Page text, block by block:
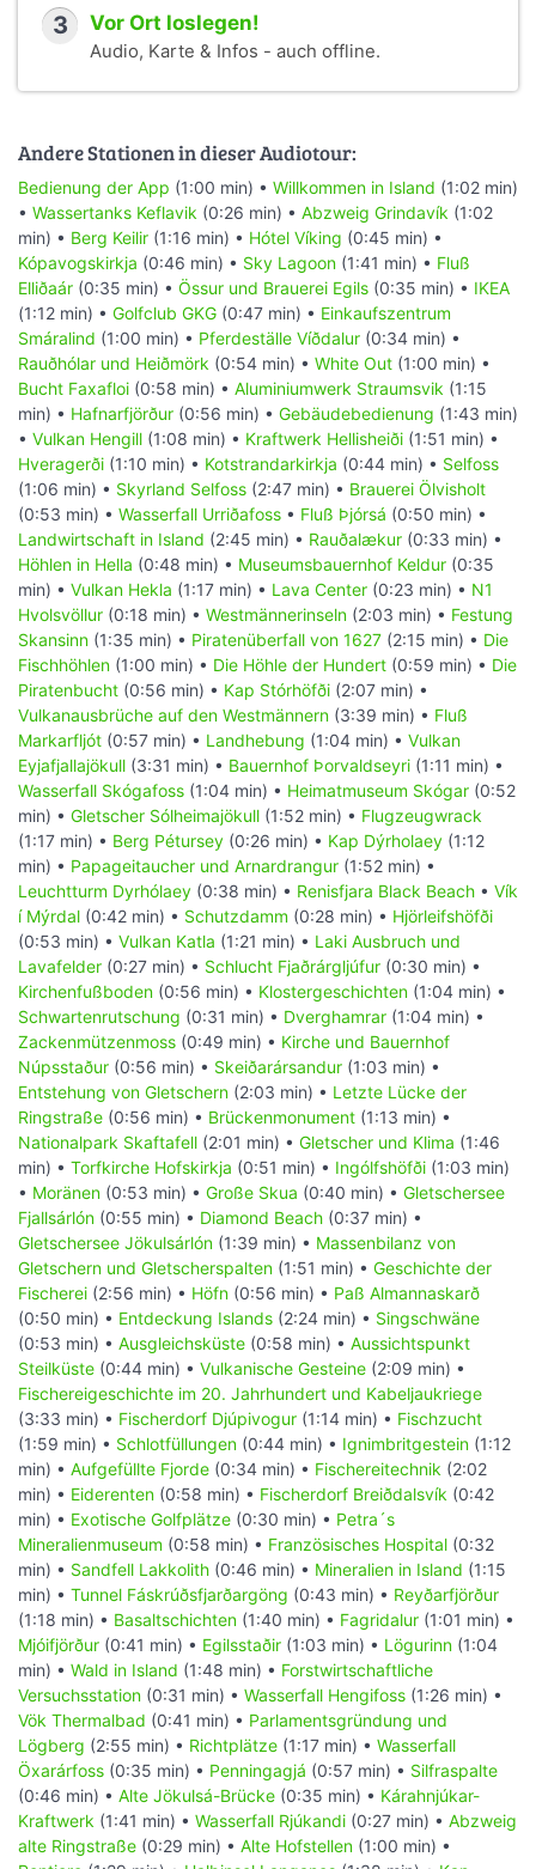
3 Vor Ort loslegen!
Audio, Karte & Infos - auch offline.
Andere Stationen in dieser Audiotour:
Bedienung der App (1:00 min) • Willkommen in Island (1:02 min)
• Wassertanks Keflavik (0:26 min) • Abzweig Grindavík (1:02
min) • Berg Keilir (1:16 min) • Hótel Víking (0:45 min) •
Kópavogskirkja (0:46 min) • Sky Lagoon (1:41 min) • Fluß
Elliðaár (0:35 min) • Össur und Brauerei Egils (0:35 min) • IKEA
(1:12 min) • Golfclub GKG (0:47 min) • Einkaufszentrum
Smáralind (1:00 min) • Pferdeställe Víðdalur (0:34 min) •
Rauðhólar und Heiðmörk (0:54 min) • White Out (1:00 min) •
Bucht Faxafloi (0:58 min) • Aluminiumwerk Straumsvik (1:15
min) • Hafnarfjörður (0:56 min) • Gebäudebedienung (1:43 min)
• Vulkan Hengill (1:08 min) • Kraftwerk Hellisheiði (1:51 min) •
Hveragerði (1:10 min) • Kotstrandarkirkja (0:44 min) • Selfoss
(1:06 min) • Skyrland Selfoss (2:47 min) • Brauerei Ölvisholt
(0:53 min) • Wasserfall Urriðafoss • Fluß Þjórsá (0:50 min) •
Landwirtschaft in Island (2:45 min) • Rauðalækur (0:33 min) •
Höhlen in Hella (0:48 min) • Museumsbauernhof Keldur (0:35
min) • Vulkan Hekla (1:17 min) • Lava Center (0:23 min) • N1
Hvolsvöllur (0:18 min) • Westmännerinseln (2:03 min) • Festung
Skansinn (1:35 min) • Piratenüberfall von 1627 (2:15 min) • Die
Fischhöhlen (1:00 min) • Die Höhle der Hundert (0:59 min) • Die
Piratenbucht (0:56 min) • Kap Stórhöfði (2:07 min) •
Vulkanausbrüche auf den Westmännern (3:39 min) • Fluß
Markarfljót (0:57 min) • Landhebung (1:04 min) • Vulkan
Eyjafjallajökull (3:31 min) • Bauernhof Þorvaldseyri (1:11 min) •
Wasserfall Skógafoss (1:04 min) • Heimatmuseum Skógar (0:52
min) • Gletscher Sólheimajökull (1:52 min) • Flugzeugwrack
(1:17 min) • Berg Pétursey (0:26 min) • Kap Dýrholaey (1:12
min) • Papageitaucher und Arnardrangur (1:52 min) •
Leuchtturm Dyrhólaey (0:38 min) • Renisfjara Black Beach • Vík
í Mýrdal (0:42 min) • Schutzdamm (0:28 min) • Hjörleifshöfði
(0:53 min) • Vulkan Katla (1:21 min) • Laki Ausbruch und
Lavafelder (0:27 min) • Schlucht Fjaðrárgljúfur (0:30 min) •
Kirchenfußboden (0:56 min) • Klostergeschichten (1:04 min) •
Schwartenrutschung (0:31 min) • Dverghamrar (1:04 min) •
Zackenmützenmoss (0:49 min) • Kirche und Bauernhof
Núpsstaður (0:56 min) • Skeiðarársandur (1:03 min) •
Entstehung von Gletschern (2:03 min) • Letzte Lücke der
Ringstraße (0:56 min) • Brückenmonument (1:13 min) •
Nationalpark Skaftafell (2:01 min) • Gletscher und Klima (1:46
min) • Torfkirche Hofskirkja (0:51 min) • Ingólfshöfði (1:03 min)
• Moränen (0:53 min) • Große Skua (0:40 min) • Gletschersee
Fjallsárlón (0:55 min) • Diamond Beach (0:37 min) •
Gletschersee Jökulsárlón (1:39 min) • Massenbilanz von
Gletschern und Gletscherspalten (1:51 min) • Geschichte der
Fischerei (2:56 min) • Höfn (0:56 min) • Paß Almannaskarð
(0:50 min) • Entdeckung Islands (2:24 min) • Singschwäne
(0:53 min) • Ausgleichsküste (0:58 min) • Aussichtspunkt
Steilküste (0:44 min) • Vulkanische Gesteine (2:09 min) •
Fischereigeschichte im 20. Jahrhundert und Kabeljaukriege
(3:33 min) • Fischerdorf Djúpivogur (1:14 min) • Fischzucht
(1:59 min) • Schlotfüllungen (0:44 min) • Ignimbritgestein (1:12
min) • Aufgefüllte Fjorde (0:34 min) • Fischereitechnik (2:02
min) • Eiderenten (0:58 min) • Fischerdorf Breiðdalsvík (0:42
min) • Exotische Golfplätze (0:30 min) • Petra´s
Mineralienmuseum (0:58 min) • Französisches Hospital (0:32
min) • Sandfell Lakkolith (0:46 min) • Mineralien in Island (1:15
min) • Tunnel Fáskrúðsfjarðargöng (0:43 min) • Reyðarfjörður
(1:18 min) • Basaltschichten (1:40 min) • Fagridalur (1:01 min) •
Mjóifjörður (0:41 min) • Egilsstaðir (1:03 min) • Lögurinn (1:04
min) • Wald in Island (1:48 min) • Forstwirtschaftliche
Versuchsstation (0:31 min) • Wasserfall Hengifoss (1:26 min) •
Vök Thermalbad (0:41 min) • Parlamentsgründung und
Lögberg (2:55 min) • Richtplätze (1:17 min) • Wasserfall
Öxarárfoss (0:35 min) • Penningagjá (0:57 min) • Silfraspalte
(0:46 min) • Alte Jökulsá-Brücke (0:35 min) • Kárahnjúkar-
Kraftwerk (1:41 min) • Wasserfall Rjúkandi (0:27 min) • Abzweig
alte Ringstraße (0:29 min) • Alte Hofstellen (1:00 min) •